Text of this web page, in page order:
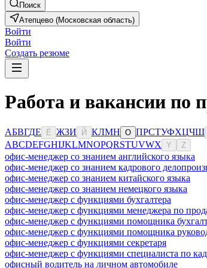
Поиск
Атепцево (Московская область)
Войти
Войти
Создать резюме
Работа и вакансии по
АБВГДЕ Ё ЖЗИ Й КЛМН О ПРСТУФХЦЧШ
ABCDEFGHIJKLMNOPQRSTUVWX Y Z
офис-менеджер со знанием английского языка
офис-менеджер со знанием кадрового
офис-менеджер со знанием китайского языка
офис-менеджер со знанием немецкого языка
офис-менеджер с функциями бухгалтера
офис-менеджер с функциями менеджера по
офис-менеджер с функциями помощника
офис-менеджер с функциями помощника
офис-менеджер с функциями секретаря
офис-менеджер с функциями специалиста по
офисный водитель на личном автомобиле